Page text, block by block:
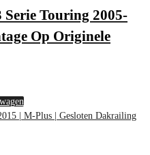
Touring 2005-
Op Originele